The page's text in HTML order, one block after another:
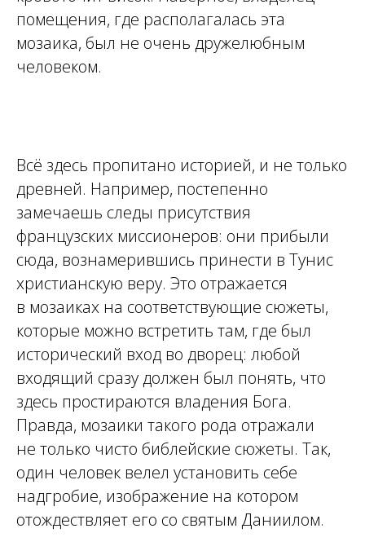
помещения, где располагалась эта
мозаика, был не очень дружелюбным
человеком.
Всё здесь пропитано историей, и не только
древней. Например, постепенно
замечаешь следы присутствия
французских миссионеров: они прибыли
сюда, вознамерившись принести в Тунис
христианскую веру. Это отражается
в мозаиках на соответствующие сюжеты,
которые можно встретить там, где был
исторический вход во дворец: любой
входящий сразу должен был понять, что
здесь простираются владения Бога.
Правда, мозаики такого рода отражали
не только чисто библейские сюжеты. Так,
один человек велел установить себе
надгробие, изображение на котором
отождествляет его со святым Даниилом.